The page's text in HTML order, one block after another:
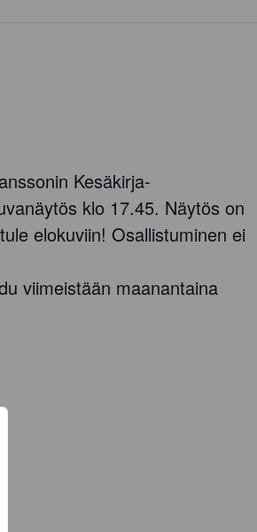
Kesäkirja-
klo 17.45. Näytös on
elokuviin! Osallistuminen ei
viimeistään maanantaina